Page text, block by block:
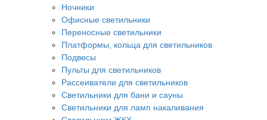
Ночники
Офисные светильники
Переносные светильники
Платформы, кольца для светильников
Подвесы
Пульты для светильников
Рассеиватели для светильников
Светильники для бани и сауны
Светильники для ламп накаливания